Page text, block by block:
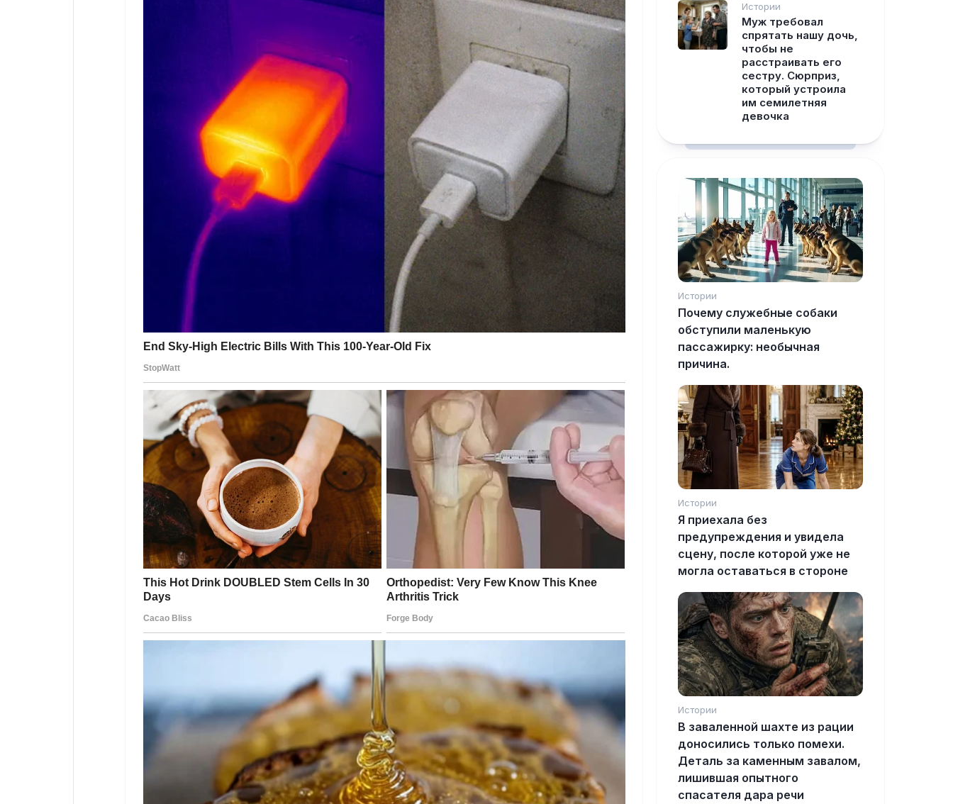
Истории
Муж требовал
спрятать нашу дочь,
чтобы не
расстраивать его
сестру. Сюрприз,
который устроила
им семилетняя
девочка
Истории
Почему служебные собаки
обступили маленькую
пассажирку: необычная
причина.
Истории
Я приехала без
предупреждения и увидела
сцену, после которой уже не
могла оставаться в стороне
Истории
В заваленной шахте из рации
доносились только помехи.
Деталь за каменным завалом,
лишившая опытного
спасателя дара речи